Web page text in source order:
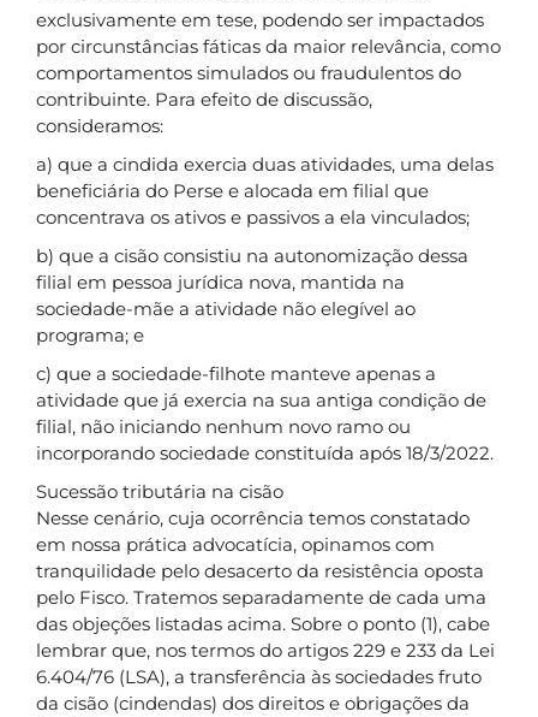
exclusivamente em tese, podendo ser impactados
por circunstâncias fáticas da maior relevância, como
comportamentos simulados ou fraudulentos do
contribuinte. Para efeito de discussão,
consideramos:
a) que a cindida exercia duas atividades, uma delas
beneficiária do Perse e alocada em filial que
concentrava os ativos e passivos a ela vinculados;
b) que a cisão consistiu na autonomização dessa
filial em pessoa jurídica nova, mantida na
sociedade-mãe a atividade não elegível ao
programa; e
c) que a sociedade-filhote manteve apenas a
atividade que já exercia na sua antiga condição de
filial, não iniciando nenhum novo ramo ou
incorporando sociedade constituída após 18/3/2022.
Sucessão tributária na cisão
Nesse cenário, cuja ocorrência temos constatado
em nossa prática advocatícia, opinamos com
tranquilidade pelo desacerto da resistência oposta
pelo Fisco. Tratemos separadamente de cada uma
das objeções listadas acima. Sobre o ponto (1), cabe
lembrar que, nos termos do artigos 229 e 233 da Lei
6.404/76 (LSA), a transferência às sociedades fruto
da cisão (cindendas) dos direitos e obrigações da